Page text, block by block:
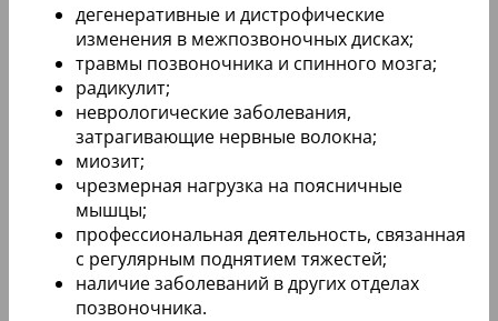
дегенеративные и дистрофические
изменения в межпозвоночных дисках;
травмы позвоночника и спинного мозга;
радикулит;
неврологические заболевания,
затрагивающие нервные волокна;
миозит;
чрезмерная нагрузка на поясничные
мышцы;
профессиональная деятельность, связанная
с регулярным поднятием тяжестей;
наличие заболеваний в других отделах
позвоночника.